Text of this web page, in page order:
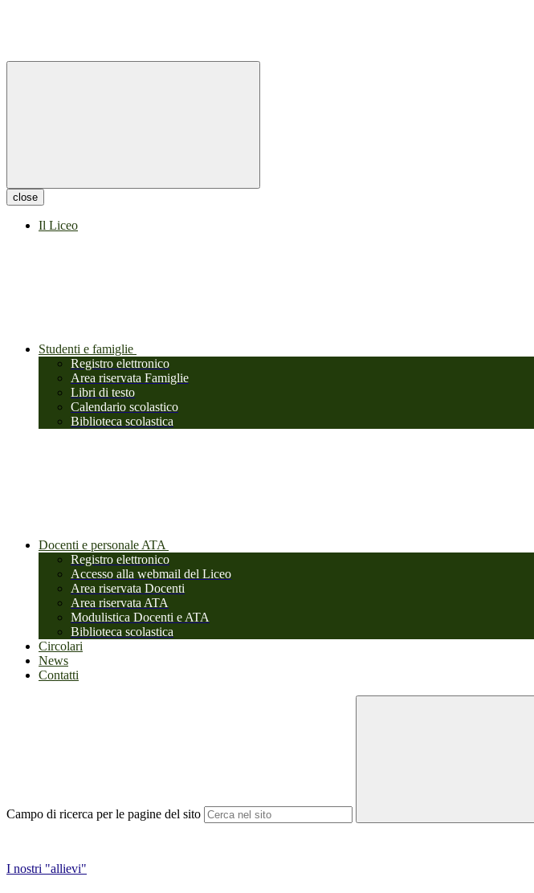
close
Il Liceo
Studenti e famiglie
Registro elettronico
Area riservata Famiglie
Libri di testo
Calendario scolastico
Biblioteca scolastica
Docenti e personale ATA
Registro elettronico
Accesso alla webmail del Liceo
Area riservata Docenti
Area riservata ATA
Modulistica Docenti e ATA
Biblioteca scolastica
Circolari
News
Contatti
Campo di ricerca per le pagine del sito
I nostri "allievi"